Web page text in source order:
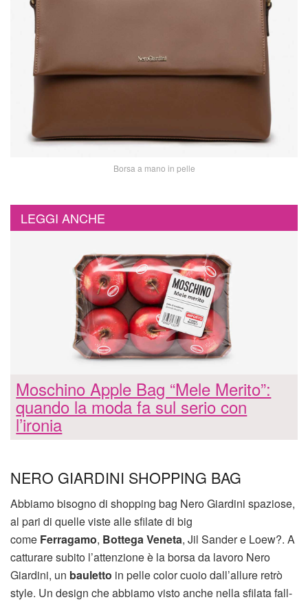
Borsa a mano in pelle
LEGGI ANCHE
Moschino Apple Bag “Mele Merito”:
quando la moda fa sul serio con
l’ironia
NERO GIARDINI SHOPPING BAG
Abbiamo bisogno di shopping bag Nero Giardini spaziose,
al pari di quelle viste alle sfilate di big
come Ferragamo, Bottega Veneta, Jil Sander e Loew?. A
catturare subito l’attenzione è la borsa da lavoro Nero
Giardini, un bauletto in pelle color cuoio dall’allure retrò
style. Un design che abbiamo visto anche nella sfilata fall-